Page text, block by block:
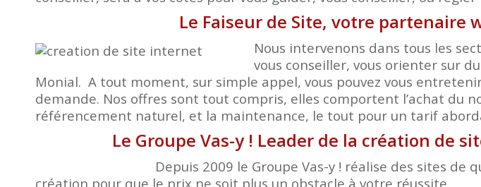
Le Faiseur de Site, votre partenaire
Nous intervenons dans tous les
vous conseiller, vous orienter sur
Monial. A tout moment, sur simple appel, vous pouvez vous
demande. Nos offres sont tout compris, elles comportent l’achat du
référencement naturel, et la maintenance, le tout pour un tarif
Le Groupe Vas-y ! Leader de la création de
Depuis 2009 le Groupe Vas-y ! réalise des sites
création pour que le prix ne soit plus un obstacle à votre réussite.